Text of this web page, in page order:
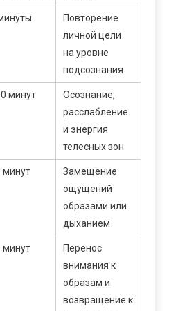
Повторение
личной цели
на уровне
подсознания
минут
Осознание,
расслабление
и энергия
телесных зон
минут
Замещение
ощущений
образами или
дыханием
минут
Перенос
внимания к
образам и
возвращение к